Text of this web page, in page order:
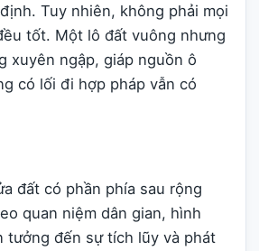
Tuy nhiên, không phải mọi
tốt. Một lô đất vuông nhưng
xuyên ngập, giáp nguồn ô
có lối đi hợp pháp vẫn có
đất có phần phía sau rộng
quan niệm dân gian, hình
tưởng đến sự tích lũy và phát